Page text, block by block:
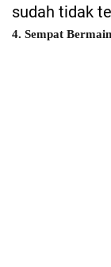
sudah tidak
4. Sempat